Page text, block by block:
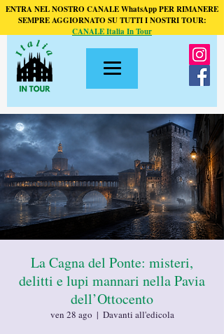
ENTRA NEL NOSTRO CANALE WhatsApp PER RIMANERE
SEMPRE AGGIORNATO SU TUTTI I NOSTRI TOUR:
CANALE Italia In Tour
La Cagna del Ponte: misteri,
delitti e lupi mannari nella Pavia
dell’Ottocento
ven 28 ago
  |
Davanti all'edicola